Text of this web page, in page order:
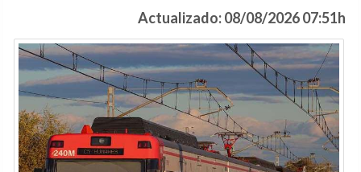
Actualizado: 08/08/2026 07:51h